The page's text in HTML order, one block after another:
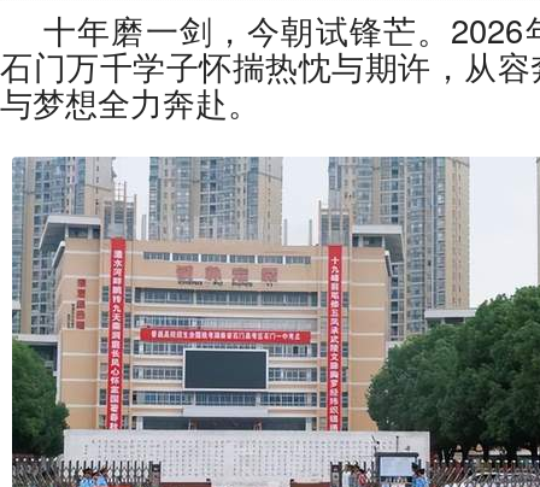
定点值守、动态巡防双向发力，全面排查整治考点周边噪音扰民、占道经营、人员
十年磨一剑，今朝试锋芒。2026
石门万千学子怀揣热忱与期许，从
与梦想全力奔赴。